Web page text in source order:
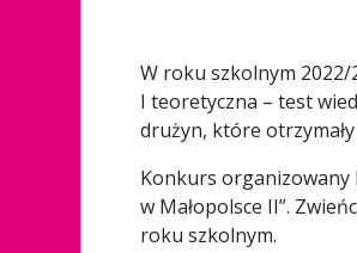
W roku szkolnym 2022/
I teoretyczna – test
drużyn, które
Konkurs organizowany
w Małopolsce II”.
roku szkolnym.